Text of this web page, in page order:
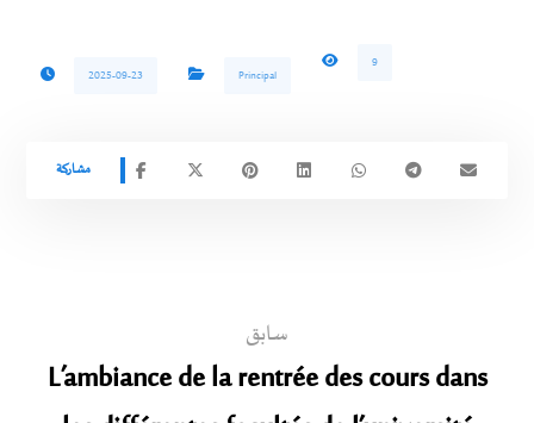
2025-09-23 Principal
9
سابق
L’ambiance de la rentrée des cours dans